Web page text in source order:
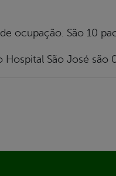
ocupação. São 10
Hospital São José